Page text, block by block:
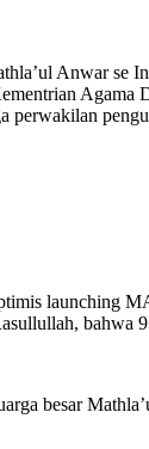
Anwar se
launching
bahwa
besar